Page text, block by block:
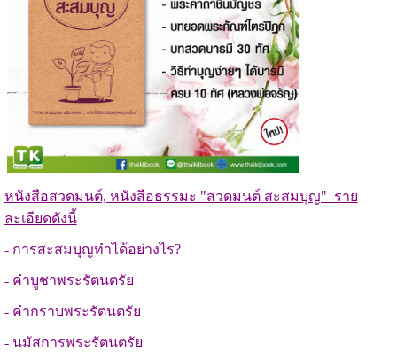
หนังสือสวดมนต์, หนังสือธรรมะ "สวดมนต์ สะสมบุญ" ราย
ละเอียดดังนี้
- การสะสมบุญทำได้อย่างไร?
- คำบูชาพระรัตนตรัย
- คำกราบพระรัตนตรัย
- นมัสการพระรัตนตรัย